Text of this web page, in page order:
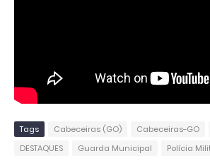
Tags Cabeceiras (GO) Cabeceiras-GO
DESTAQUES
Guarda Municipal Polícia